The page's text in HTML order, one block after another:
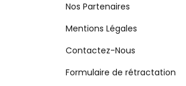
Nos Partenaires
Mentions Légales
Contactez-Nous
Formulaire de rétractation